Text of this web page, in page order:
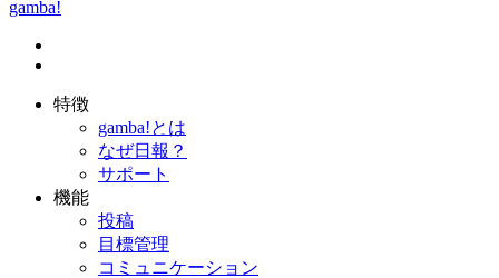
gamba!
特徴
gamba!とは
なぜ日報？
サポート
機能
投稿
目標管理
コミュニケーション